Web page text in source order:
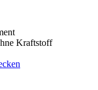
Kraftstoff